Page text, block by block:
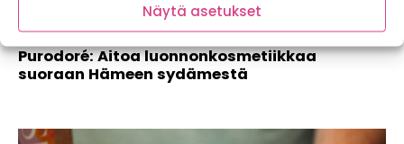
Näytä asetukset
Purodoré: Aitoa luonnonkosmetiikkaa
suoraan Hämeen sydämestä